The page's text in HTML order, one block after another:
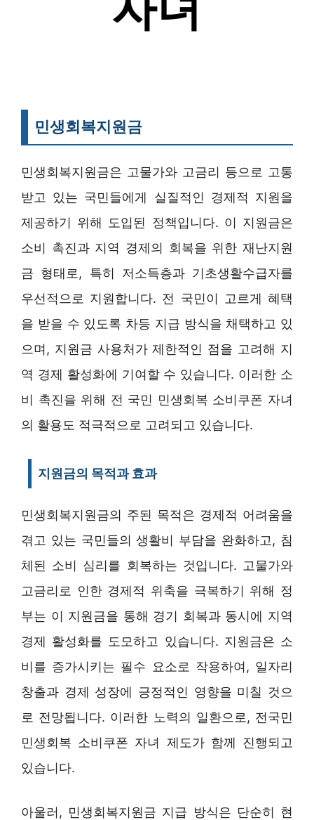
민생회복지원금
민생회복지원금은 고물가와 고금리 등으로 고통
받고 있는 국민들에게 실질적인 경제적 지원을
제공하기 위해 도입된 정책입니다. 이 지원금은
소비 촉진과 지역 경제의 회복을 위한 재난지원
금 형태로, 특히 저소득층과 기초생활수급자를
우선적으로 지원합니다. 전 국민이 고르게 혜택
을 받을 수 있도록 차등 지급 방식을 채택하고 있
으며, 지원금 사용처가 제한적인 점을 고려해 지
역 경제 활성화에 기여할 수 있습니다. 이러한 소
비 촉진을 위해 전 국민 민생회복 소비쿠폰 자녀
의 활용도 적극적으로 고려되고 있습니다.
지원금의 목적과 효과
민생회복지원금의 주된 목적은 경제적 어려움을
겪고 있는 국민들의 생활비 부담을 완화하고, 침
체된 소비 심리를 회복하는 것입니다. 고물가와
고금리로 인한 경제적 위축을 극복하기 위해 정
부는 이 지원금을 통해 경기 회복과 동시에 지역
경제 활성화를 도모하고 있습니다. 지원금은 소
비를 증가시키는 필수 요소로 작용하여, 일자리
창출과 경제 성장에 긍정적인 영향을 미칠 것으
로 전망됩니다. 이러한 노력의 일환으로, 전국민
민생회복 소비쿠폰 자녀 제도가 함께 진행되고
있습니다.
아울러, 민생회복지원금 지급 방식은 단순히 현